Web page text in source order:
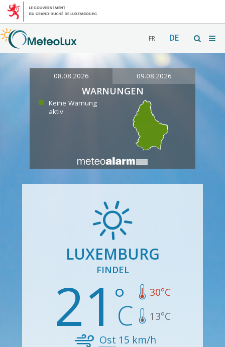
FR DE
08.08.2026 09.08.2026
WARNUNGEN
Keine Warnung
aktiv
LUXEMBURG
FINDEL
21 30°C
13°C
Ost 15 km/h